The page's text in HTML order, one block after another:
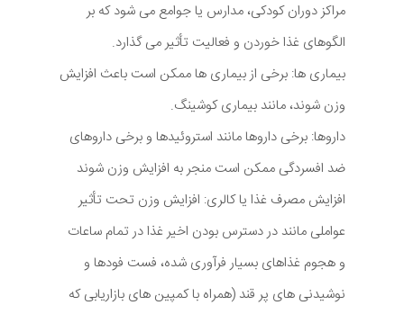
مراکز دوران کودکی، مدارس یا جوامع می شود که بر
الگوهای غذا خوردن و فعالیت تأثیر می گذارد.
بیماری ها: برخی از بیماری ها ممکن است باعث افزایش
وزن شوند، مانند بیماری کوشینگ.
داروها: برخی داروها مانند استروئیدها و برخی داروهای
ضد افسردگی ممکن است منجر به افزایش وزن شوند
افزایش مصرف غذا یا کالری: افزایش وزن تحت تأثیر
عواملی مانند در دسترس بودن اخیر غذا در تمام ساعات
و هجوم غذاهای بسیار فرآوری شده، فست فودها و
نوشیدنی های پر قند (همراه با کمپین های بازاریابی که